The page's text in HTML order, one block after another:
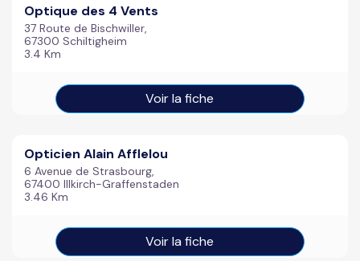
Optique des 4 Vents
37 Route de Bischwiller,
67300 Schiltigheim
3.4 Km
Voir la fiche
Opticien Alain Afflelou
6 Avenue de Strasbourg,
67400 Illkirch-Graffenstaden
3.46 Km
Voir la fiche